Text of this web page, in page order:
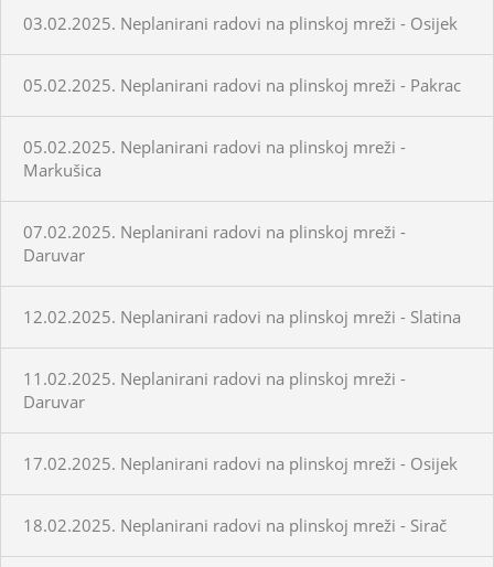
03.02.2025. Neplanirani radovi na plinskoj mreži - Osijek
05.02.2025. Neplanirani radovi na plinskoj mreži - Pakrac
05.02.2025. Neplanirani radovi na plinskoj mreži -
Markušica
07.02.2025. Neplanirani radovi na plinskoj mreži -
Daruvar
12.02.2025. Neplanirani radovi na plinskoj mreži - Slatina
11.02.2025. Neplanirani radovi na plinskoj mreži -
Daruvar
17.02.2025. Neplanirani radovi na plinskoj mreži - Osijek
18.02.2025. Neplanirani radovi na plinskoj mreži - Sirač